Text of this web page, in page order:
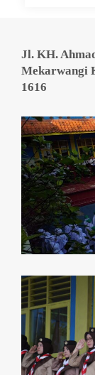
Jl. KH.
Mekarwangi
1616